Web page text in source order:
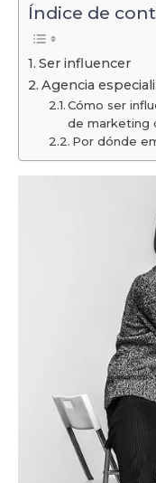
Índice de
Ser influencer
Agencia
Cómo ser
de marketing
Por dónde